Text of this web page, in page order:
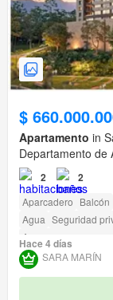
$
Apartamento in
Departamento de
2 2
Aparcadero Balcón
Agua Seguridad
Acceso para
Hace 4 días
SARA MARÍN